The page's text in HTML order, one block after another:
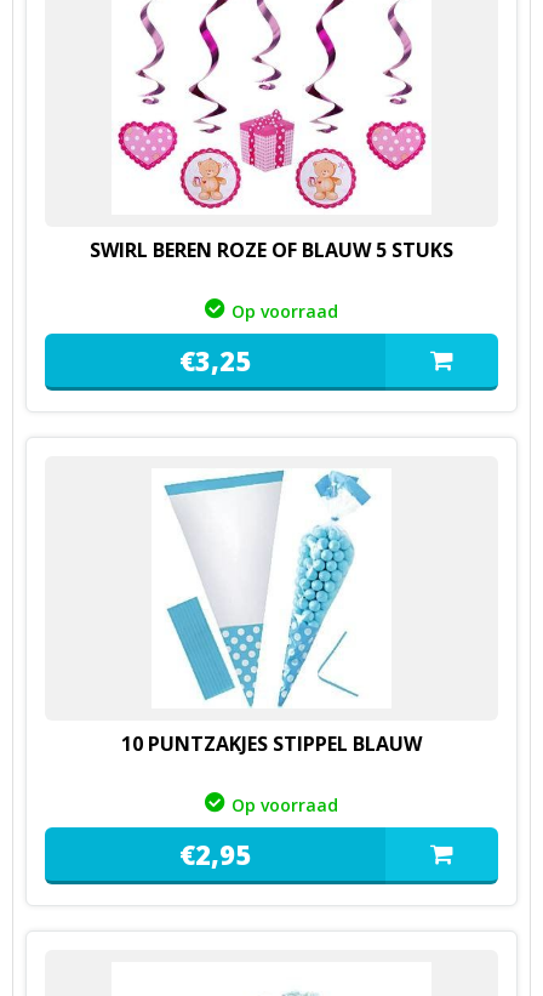
SWIRL BEREN ROZE OF BLAUW 5 STUKS
Op voorraad
€3,25
10 PUNTZAKJES STIPPEL BLAUW
Op voorraad
€2,95